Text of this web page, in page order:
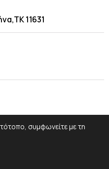
11631
συμφωνείτε με τη